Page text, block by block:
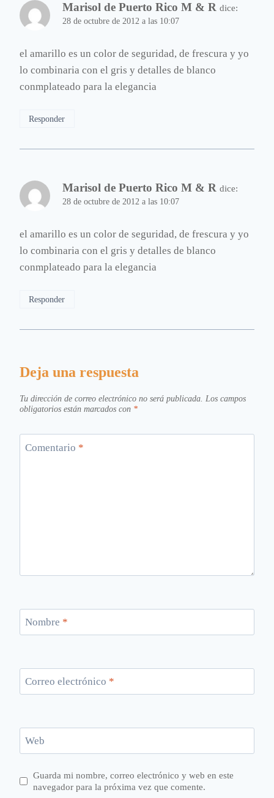
Marisol de Puerto Rico M & R dice:
28 de octubre de 2012 a las 10:07
el amarillo es un color de seguridad, de frescura y yo
lo combinaria con el gris y detalles de blanco
conmplateado para la elegancia
Responder
Marisol de Puerto Rico M & R dice:
28 de octubre de 2012 a las 10:07
el amarillo es un color de seguridad, de frescura y yo
lo combinaria con el gris y detalles de blanco
conmplateado para la elegancia
Responder
Deja una respuesta
Tu dirección de correo electrónico no será publicada. Los campos
obligatorios están marcados con *
Comentario *
Nombre *
Correo electrónico *
Web
Guarda mi nombre, correo electrónico y web en este
navegador para la próxima vez que comente.